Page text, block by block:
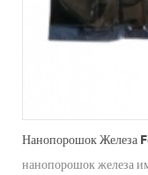
Нанопорошок Железа
нанопорошок железа